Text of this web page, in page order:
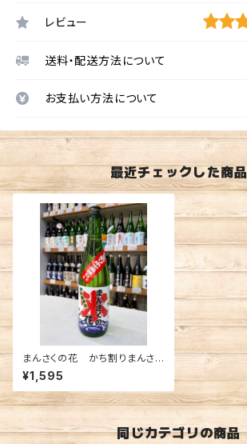
レビュー
送料・配送方法について
お支払い方法について
最近チェックした商品
まんさくの花 かち割りまんさ
く 吟醸一度火入原酒 720ml
¥1,595
同じカテゴリの商品